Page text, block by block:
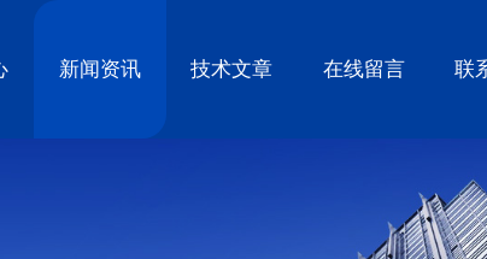
新闻资讯 技术文章 在线留言 联